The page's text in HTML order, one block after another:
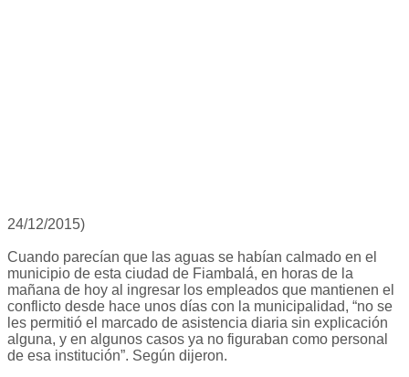
24/12/2015)
Cuando parecían que las aguas se habían calmado en el
municipio de esta ciudad de Fiambalá, en horas de la
mañana de hoy al ingresar los empleados que mantienen el
conflicto desde hace unos días con la municipalidad, “no se
les permitió el marcado de asistencia diaria sin explicación
alguna, y en algunos casos ya no figuraban como personal
de esa institución”. Según dijeron.